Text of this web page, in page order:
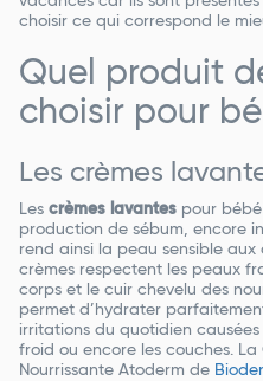
choisir ce qui correspond le
Quel produit
choisir pour
Les crèmes
Les crèmes lavantes pour
production de sébum, encore
rend ainsi la peau sensible aux
crèmes respectent les peaux
corps et le cuir chevelu des
permet d’hydrater
irritations du quotidien
froid ou encore les couches.
Nourrissante Atoderm de